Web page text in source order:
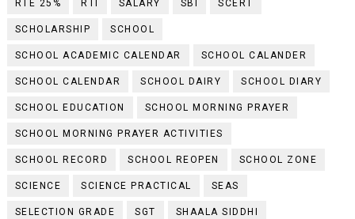
RTE 25% RTI SALARY SBI SCERT
SCHOLARSHIP SCHOOL
SCHOOL ACADEMIC CALENDAR SCHOOL CALANDER
SCHOOL CALENDAR SCHOOL DAIRY SCHOOL DIARY
SCHOOL EDUCATION SCHOOL MORNING PRAYER
SCHOOL MORNING PRAYER ACTIVITIES
SCHOOL RECORD SCHOOL REOPEN SCHOOL ZONE
SCIENCE SCIENCE PRACTICAL SEAS
SELECTION GRADE SGT SHAALA SIDDHI